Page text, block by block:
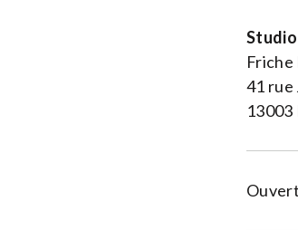
Studio
Friche
41 rue
13003